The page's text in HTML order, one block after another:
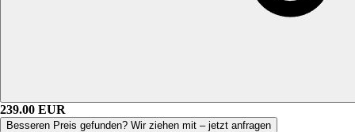
239.00 EUR
Besseren Preis gefunden? Wir ziehen mit – jetzt anfragen